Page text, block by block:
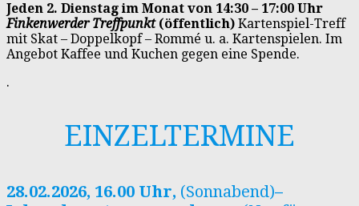
Jeden 2. Dienstag im Monat von 14:30 – 17:00 Uhr
Finkenwerder Treffpunkt (öffentlich) Kartenspiel-Treff
mit Skat – Doppelkopf – Rommé u. a. Kartenspielen. Im
Angebot Kaffee und Kuchen gegen eine Spende.
.
EINZELTERMINE
28.02.2026, 16.00 Uhr, (Sonnabend)–